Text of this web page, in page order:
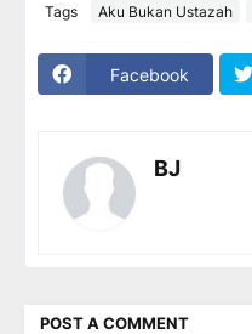
Tags Aku Bukan Ustazah
Facebook
BJ
POST A COMMENT